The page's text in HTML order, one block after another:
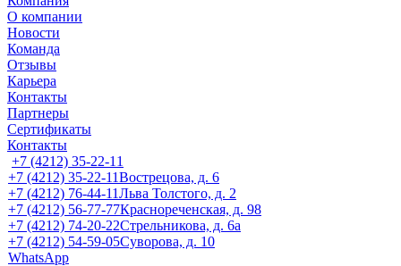
О компании
Новости
Команда
Отзывы
Карьера
Контакты
Партнеры
Сертификаты
Контакты
+7 (4212) 35-22-11
+7 (4212) 35-22-11Вострецова, д. 6
+7 (4212) 76-44-11Льва Толстого, д. 2
+7 (4212) 56-77-77Краснореченская, д. 98
+7 (4212) 74-20-22Стрельникова, д. 6а
+7 (4212) 54-59-05Суворова, д. 10
WhatsApp